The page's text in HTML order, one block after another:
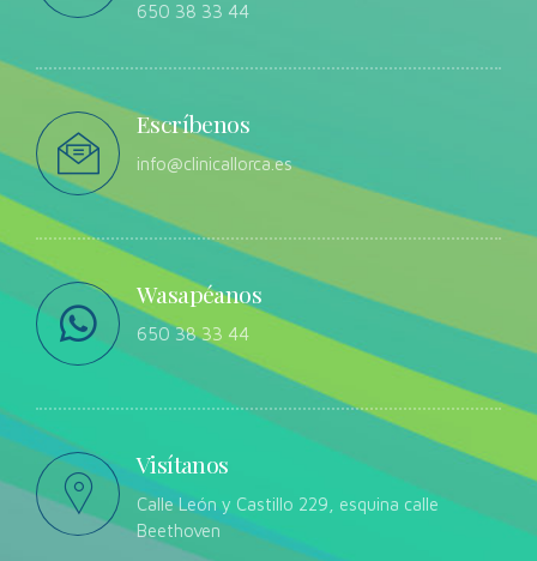
650 38 33 44
Escríbenos
info@clinicallorca.es
Wasapéanos
650 38 33 44
Visítanos
Calle León y Castillo 229, esquina calle
Beethoven